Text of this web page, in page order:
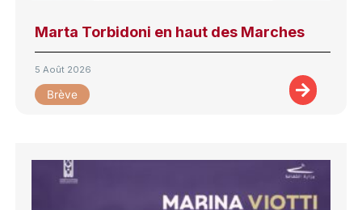
Marta Torbidoni en haut des Marches
5 Août 2026
Brève